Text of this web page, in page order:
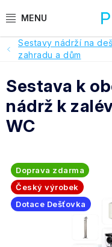
na
PRODUKTY
Reference a
O nás
Dotace Dešťovka
Pomoc s výběrem
Sestavy nádrží na
zahradu a dům
Sestava k
nádrž k
WC
Doprava zdarma
Český výrobek
Dotace Dešťovka